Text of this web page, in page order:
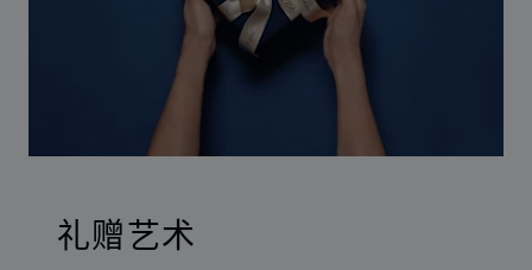
礼赠艺术